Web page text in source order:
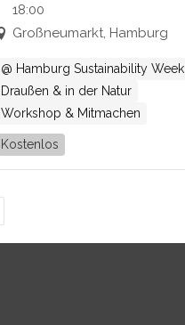
18:00
Großneumarkt, Hamburg
@ Hamburg Sustainability Week
Draußen & in der Natur
Workshop & Mitmachen
Kostenlos